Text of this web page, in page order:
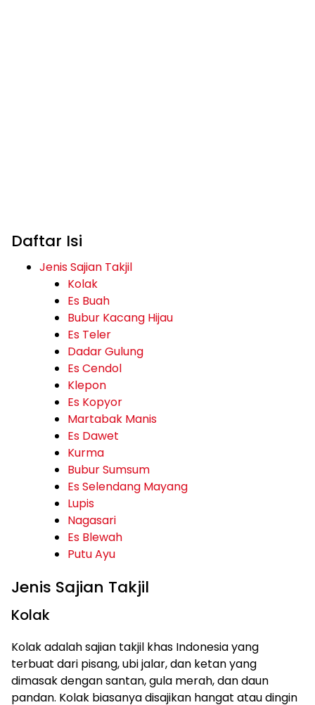
Daftar Isi
Jenis Sajian Takjil
Kolak
Es Buah
Bubur Kacang Hijau
Es Teler
Dadar Gulung
Es Cendol
Klepon
Es Kopyor
Martabak Manis
Es Dawet
Kurma
Bubur Sumsum
Es Selendang Mayang
Lupis
Nagasari
Es Blewah
Putu Ayu
Jenis Sajian Takjil
Kolak
Kolak adalah sajian takjil khas Indonesia yang
terbuat dari pisang, ubi jalar, dan ketan yang
dimasak dengan santan, gula merah, dan daun
pandan. Kolak biasanya disajikan hangat atau dingin